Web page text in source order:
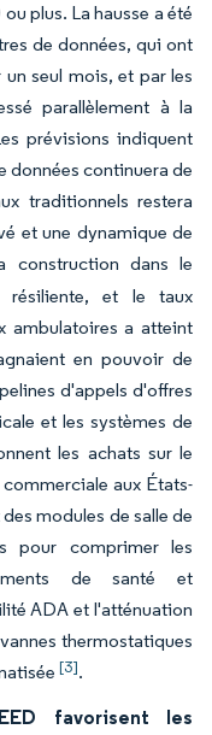
plus. La hausse a été
de données, qui ont
seul mois, et par les
parallèlement à la
prévisions indiquent
données continuera de
traditionnels restera
et une dynamique de
construction dans le
résiliente, et le taux
ambulatoires a atteint
en pouvoir de
d'appels d'offres
et les systèmes de
les achats sur le
aux États-
modules de salle de
pour comprimer les
de santé et
ADA et l'atténuation
thermostatiques
[3].
favorisent les